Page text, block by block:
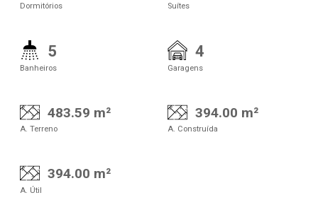
Dormitórios Suítes
5
Banheiros
4
Garagens
483.59 m²
A. Terreno
394.00 m²
A. Construída
394.00 m²
A. Útil